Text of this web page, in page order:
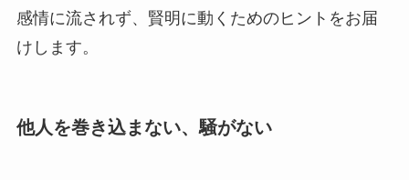
感情に流されず、賢明に動くためのヒントをお届
けします。
他人を巻き込まない、騒がない